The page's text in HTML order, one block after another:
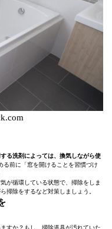
る洗剤によっては、換気しながら使
る前に「窓を開けることを習慣づけ
が循環している状態で、掃除をしま
掃除をするなど対策しましょう。
すか？もし、掃除道具が汚れていた